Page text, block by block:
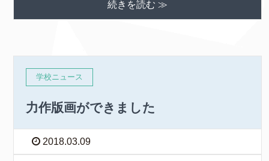
続きを読む ≫
学校ニュース
力作版画ができました
2018.03.09